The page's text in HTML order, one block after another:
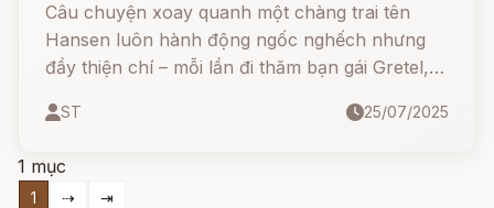
Câu chuyện xoay quanh một chàng trai tên
Hansen luôn hành động ngốc nghếch nhưng
đầy thiện chí – mỗi lần đi thăm bạn gái Gretel,
ST 25/07/2025
1 mục
1 ⇢ ⇥